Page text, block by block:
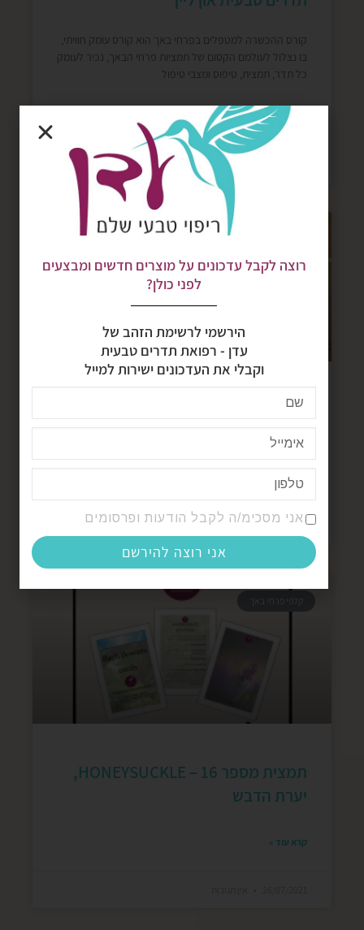
קורס ההכשרה למטפלים בפרחי באך הוא קורס עומק חוויתי,
בו נצלול לעולמם הקסום של תמציות פרחי הבאך, נכיר לעומק
כל תדר, תמצית, טיפוס ומצבי טיפול
קרא עוד »
אין תגובות
לבנה
קרא עוד »
26/07/2021
קלפי פרחי באך
תמצית מספר 16 – HONEYSUCKLE,
יערת הדבש
קרא עוד »
רוצה לקבל עדכונים על מוצרים חדשים ומבצעים
לפני כולן?
הירשמי לרשימת הזהב של
עדן - רפואת תדרים טבעית
וקבלי את העדכונים ישירות למייל
אני מסכימ/ה לקבל הודעות ופרסומים
אני רוצה להירשם